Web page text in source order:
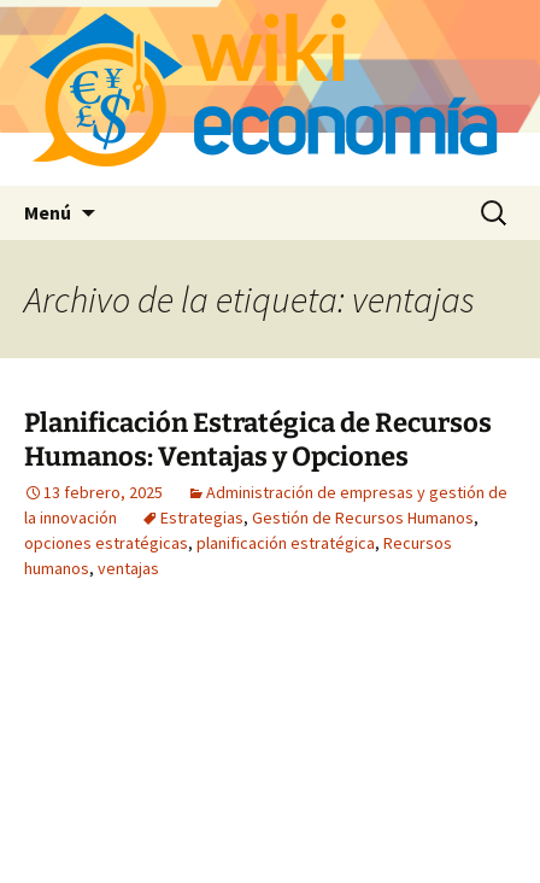
Menú Buscar:
Archivo de la etiqueta: ventajas
Planificación Estratégica de Recursos
Humanos: Ventajas y Opciones
13 febrero, 2025
Administración de empresas y gestión de
la innovación
Estrategias, Gestión de Recursos Humanos,
opciones estratégicas, planificación estratégica, Recursos
humanos, ventajas